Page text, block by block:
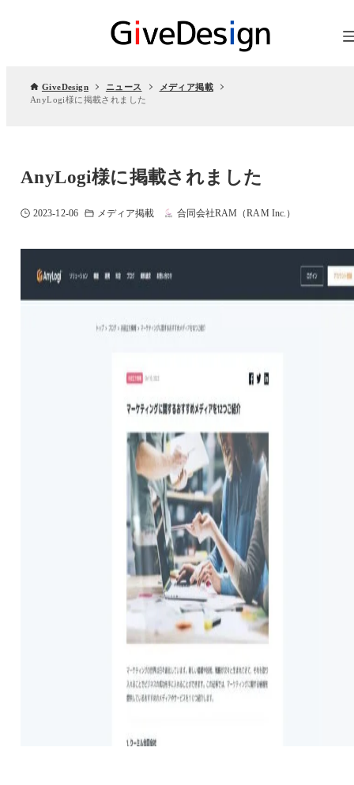
GiveDesign ニュース
メディア掲載
AnyLogi様に掲載されました
AnyLogi様に掲載されました
2023-12-06 メディア掲載 合同会社RAM（RAM Inc.）